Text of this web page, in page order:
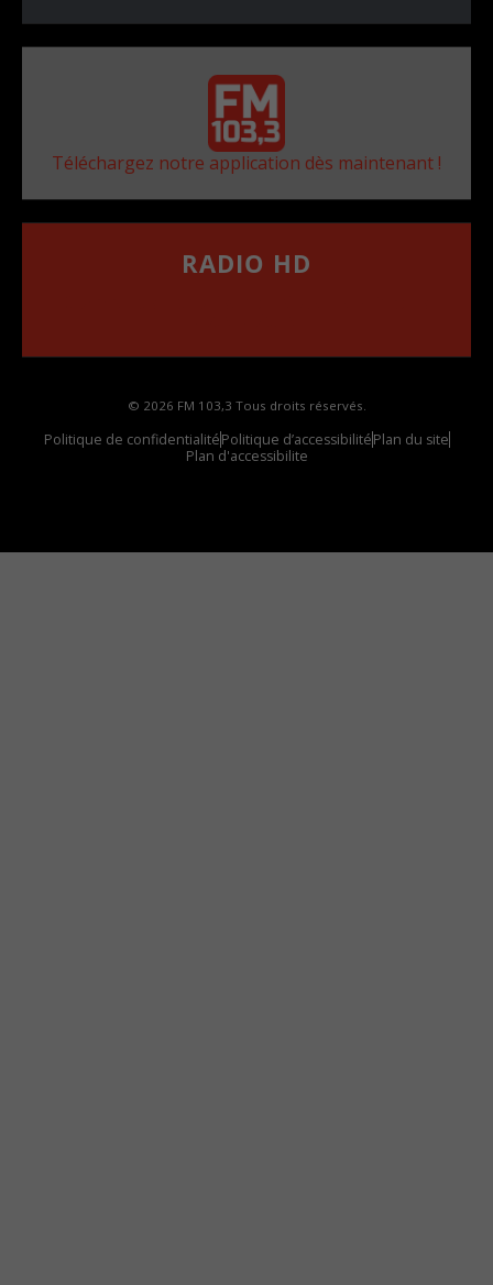
Téléchargez notre application dès maintenant !
RADIO HD
© 2026 FM 103,3 Tous droits réservés.
Politique de confidentialitéPolitique d’accessibilitéPlan du site
Plan d'accessibilite